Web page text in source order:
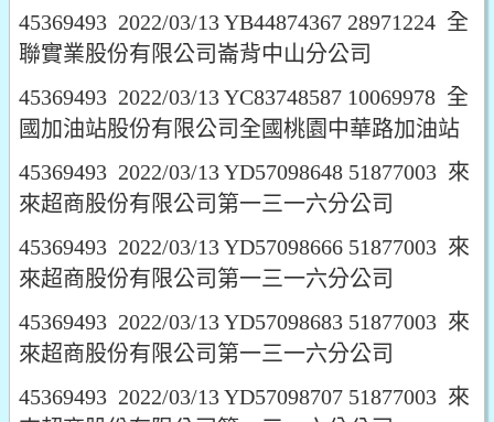
45369493 2022/03/13 YB44874367 28971224 全
聯實業股份有限公司崙背中山分公司
45369493 2022/03/13 YC83748587 10069978 全
國加油站股份有限公司全國桃園中華路加油站
45369493 2022/03/13 YD57098648 51877003 來
來超商股份有限公司第一三一六分公司
45369493 2022/03/13 YD57098666 51877003 來
來超商股份有限公司第一三一六分公司
45369493 2022/03/13 YD57098683 51877003 來
來超商股份有限公司第一三一六分公司
45369493 2022/03/13 YD57098707 51877003 來